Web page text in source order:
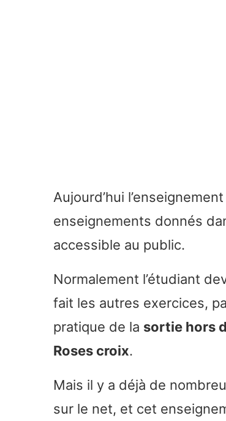
Aujourd’hui
enseignements donnés
accessible au public.
Normalement l’étudiant
fait les autres exercices,
pratique de la sortie hors
Roses croix.
Mais il y a déjà de
sur le net, et cet